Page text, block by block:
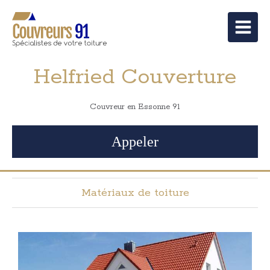
Helfried Couverture
Couvreur en Essonne 91
Appeler
Matériaux de toiture